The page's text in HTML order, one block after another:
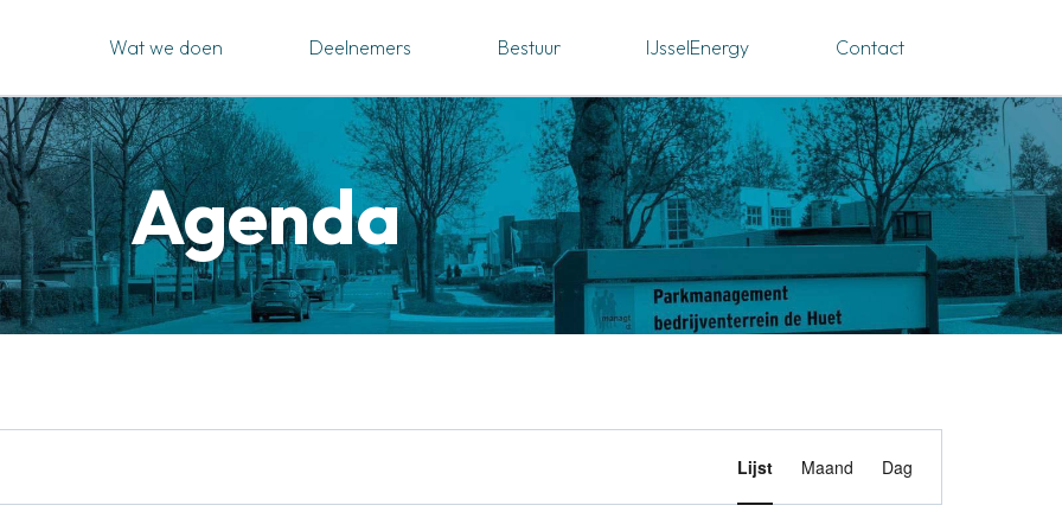
Wat we doen Deelnemers Bestuur IJsselEnergy Contact
Agenda
Evenement
Lijst Maand Dag